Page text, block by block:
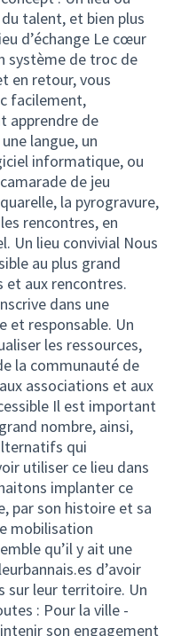
talent, et bien plus
d’échange Le cœur
système de troc de
en retour, vous
facilement,
apprendre de
langue, un
informatique, ou
de jeu
la pyrogravure,
rencontres, en
Un lieu convivial Nous
au plus grand
et aux rencontres.
dans une
et responsable. Un
les ressources,
la communauté de
associations et aux
Il est important
nombre, ainsi,
qui
utiliser ce lieu dans
implanter ce
par son histoire et sa
mobilisation
qu’il y ait une
d’avoir
sur leur territoire. Un
: Pour la ville -
son engagement